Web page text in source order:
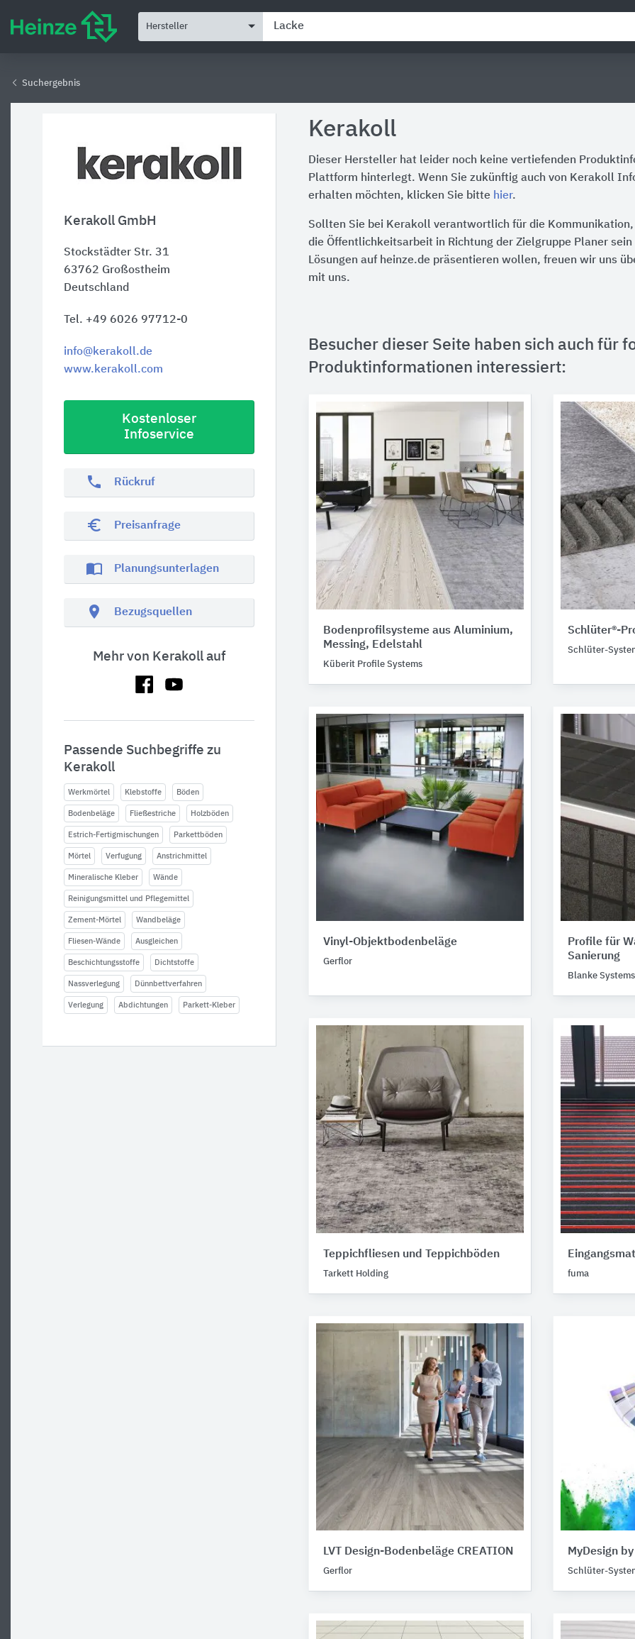
Hersteller
Suchergebnis
Kerakoll GmbH
Stockstädter Str. 31
63762 Großostheim
Deutschland
Tel. +49 6026 97712-0
info@kerakoll.de
www.kerakoll.com
Kostenloser
Infoservice
phone Rückruf
euro_symbol Preisanfrage
import_contacts Planungsunterlagen
location_on Bezugsquellen
Mehr von Kerakoll auf
Passende Suchbegriffe zu
Kerakoll
Werkmörtel Klebstoffe Böden
Bodenbeläge Fließestriche Holzböden
Estrich-Fertigmischungen Parkettböden
Mörtel Verfugung Anstrichmittel
Mineralische Kleber Wände
Reinigungsmittel und Pflegemittel
Zement-Mörtel Wandbeläge
Fliesen-Wände Ausgleichen
Beschichtungsstoffe Dichtstoffe
Nassverlegung Dünnbettverfahren
Verlegung Abdichtungen Parkett-Kleber
Kerakoll
Dieser Hersteller hat leider noch keine vertiefenden
Plattform hinterlegt. Wenn Sie zukünftig auch von Kerakoll
erhalten möchten, klicken Sie bitte hier.
Sollten Sie bei Kerakoll verantwortlich für die
die Öffentlichkeitsarbeit in Richtung der Zielgruppe Planer
Lösungen auf heinze.de präsentieren wollen, freuen wir uns
mit uns.
Besucher dieser Seite haben sich auch für
Produktinformationen interessiert:
Bodenprofilsysteme aus Aluminium,
Messing, Edelstahl
Küberit Profile Systems
Schlüter®-
Schlüter-
Vinyl-Objektbodenbeläge
Gerflor
Profile für
Sanierung
Blanke Systems
Teppichfliesen und Teppichböden
Tarkett Holding fuma
LVT Design-Bodenbeläge CREATION
Gerflor
MyDesign
Schlüter-